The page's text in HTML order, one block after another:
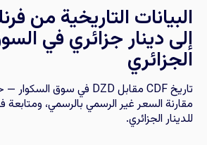
البيانات التاريخية من
إلى دينار جزائري في
الجزائري
مقارنة السعر غير الرسمي بالرسمي،
للدينار الجزائري.